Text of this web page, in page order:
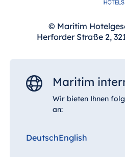
© Maritim
Herforder Straße 2,
Maritim
Wir bieten Ihnen
an:
DeutschEnglish